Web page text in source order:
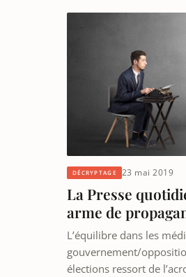
DÉCRYPTAGE 23 mai 2019
La Presse
arme de
L’équilibre dans les
gouvernement/
élections ressort de